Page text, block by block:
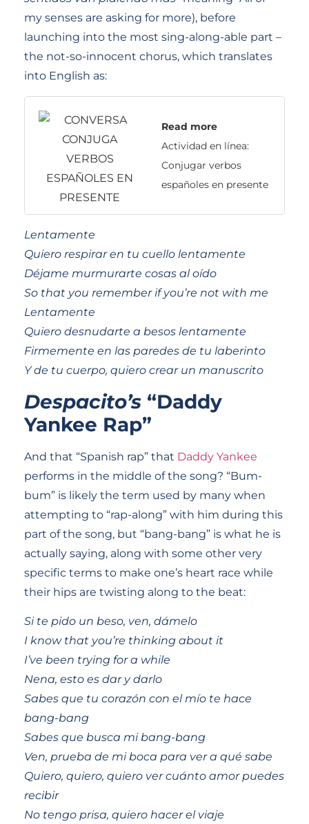
my senses are asking for more), before
launching into the most sing-along-able part –
the not-so-innocent chorus, which translates
into English as:
Read more
Actividad en línea:
Conjugar verbos
españoles en presente
Lentamente
Quiero respirar en tu cuello lentamente
Déjame murmurarte cosas al oído
So that you remember if you’re not with me
Lentamente
Quiero desnudarte a besos lentamente
Firmemente en las paredes de tu laberinto
Y de tu cuerpo, quiero crear un manuscrito
Despacito’s “Daddy
Yankee Rap”
And that “Spanish rap” that Daddy Yankee
performs in the middle of the song? “Bum-
bum” is likely the term used by many when
attempting to “rap-along” with him during this
part of the song, but “bang-bang” is what he is
actually saying, along with some other very
specific terms to make one’s heart race while
their hips are twisting along to the beat:
Si te pido un beso, ven, dámelo
I know that you’re thinking about it
I’ve been trying for a while
Nena, esto es dar y darlo
Sabes que tu corazón con el mío te hace
bang-bang
Sabes que busca mi bang-bang
Ven, prueba de mi boca para ver a qué sabe
Quiero, quiero, quiero ver cuánto amor puedes
recibir
No tengo prisa, quiero hacer el viaje